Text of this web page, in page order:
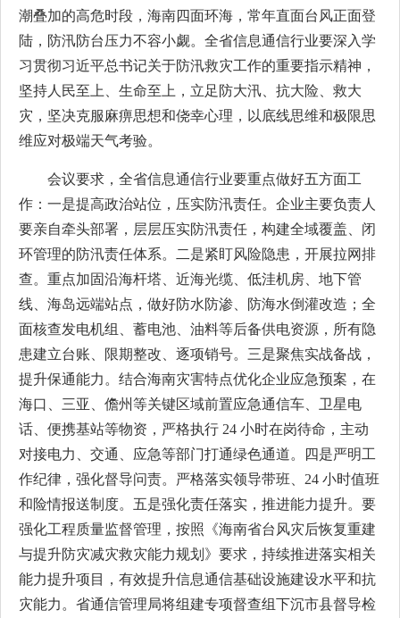
潮叠加的高危时段，海南四面环海，常年直面台风正面登
陆，防汛防台压力不容小觑。全省信息通信行业要深入学
习贯彻习近平总书记关于防汛救灾工作的重要指示精神，
坚持人民至上、生命至上，立足防大汛、抗大险、救大
灾，坚决克服麻痹思想和侥幸心理，以底线思维和极限思
维应对极端天气考验。
会议要求，全省信息通信行业要重点做好五方面工
作：一是提高政治站位，压实防汛责任。企业主要负责人
要亲自牵头部署，层层压实防汛责任，构建全域覆盖、闭
环管理的防汛责任体系。二是紧盯风险隐患，开展拉网排
查。重点加固沿海杆塔、近海光缆、低洼机房、地下管
线、海岛远端站点，做好防水防渗、防海水倒灌改造；全
面核查发电机组、蓄电池、油料等后备供电资源，所有隐
患建立台账、限期整改、逐项销号。三是聚焦实战备战，
提升保通能力。结合海南灾害特点优化企业应急预案，在
海口、三亚、儋州等关键区域前置应急通信车、卫星电
话、便携基站等物资，严格执行 24 小时在岗待命，主动
对接电力、交通、应急等部门打通绿色通道。四是严明工
作纪律，强化督导问责。严格落实领导带班、24 小时值班
和险情报送制度。五是强化责任落实，推进能力提升。要
强化工程质量监督管理，按照《海南省台风灾后恢复重建
与提升防灾减灾救灾能力规划》要求，持续推进落实相关
能力提升项目，有效提升信息通信基础设施建设水平和抗
灾能力。省通信管理局将组建专项督查组下沉市县督导检